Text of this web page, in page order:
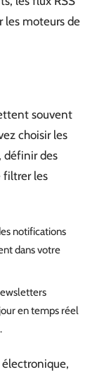
les moteurs de
souvent
choisir les
définir des
filtrer les
notifications
dans votre
en temps réel
électronique,